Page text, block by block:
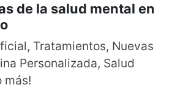
de la salud mental en
Tratamientos, Nuevas
Personalizada, Salud
más!